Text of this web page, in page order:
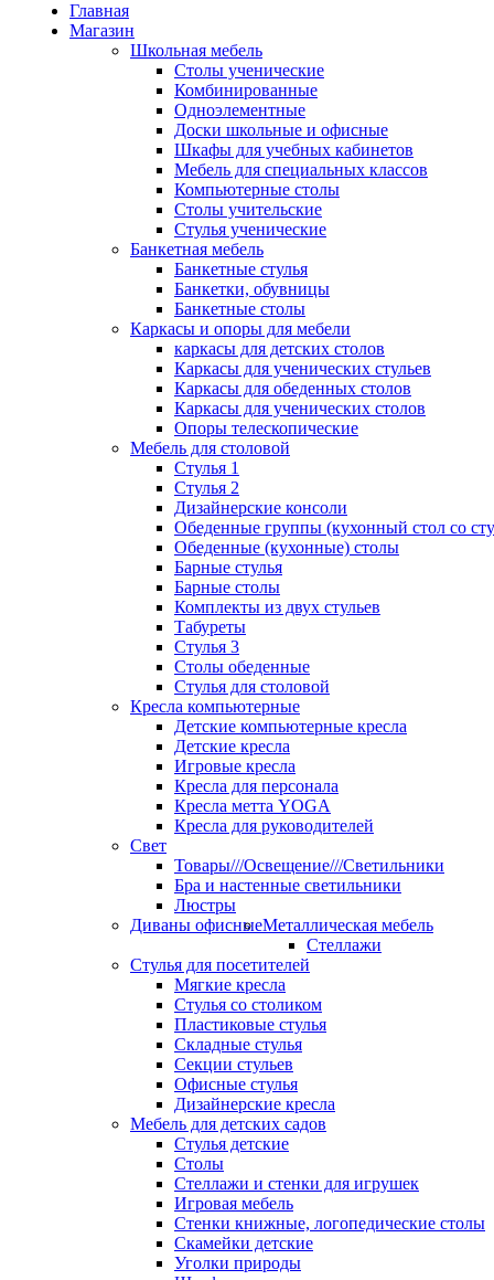
Главная
Магазин
Школьная мебель
Столы ученические
Комбинированные
Одноэлементные
Доски школьные и офисные
Шкафы для учебных кабинетов
Мебель для специальных классов
Компьютерные столы
Столы учительские
Стулья ученические
Банкетная мебель
Банкетные стулья
Банкетки, обувницы
Банкетные столы
Каркасы и опоры для мебели
каркасы для детских столов
Каркасы для ученических стульев
Каркасы для обеденных столов
Каркасы для ученических столов
Опоры телескопические
Мебель для столовой
Стулья 1
Стулья 2
Дизайнерские консоли
Обеденные группы (кухонный стол со
Обеденные (кухонные) столы
Барные стулья
Барные столы
Комплекты из двух стульев
Табуреты
Стулья 3
Столы обеденные
Стулья для столовой
Кресла компьютерные
Детские компьютерные кресла
Детские кресла
Игровые кресла
Кресла для персонала
Кресла метта YOGA
Кресла для руководителей
Свет
Товары///Освещение///Светильники
Бра и настенные светильники
Люстры
Диваны офисныеМеталлическая мебель
Стеллажи
Стулья для посетителей
Мягкие кресла
Стулья со столиком
Пластиковые стулья
Складные стулья
Секции стульев
Офисные стулья
Дизайнерские кресла
Мебель для детских садов
Стулья детские
Столы
Стеллажи и стенки для игрушек
Игровая мебель
Стенки книжные, логопедические столы
Скамейки детские
Уголки природы